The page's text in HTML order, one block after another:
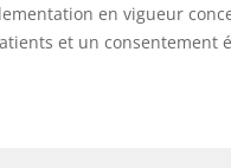
en vigueur
et un consentement